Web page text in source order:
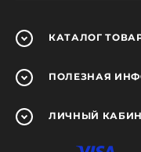
КАТАЛОГ
ПОЛЕЗНАЯ
ЛИЧНЫЙ